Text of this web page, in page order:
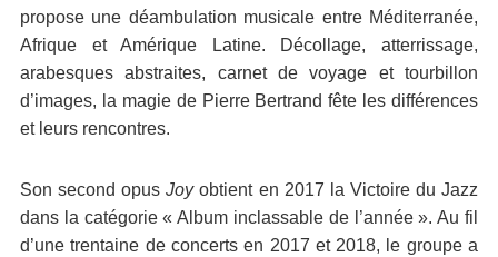
propose une déambulation musicale entre Méditerranée,
Afrique et Amérique Latine. Décollage, atterrissage,
arabesques abstraites, carnet de voyage et tourbillon
d’images, la magie de Pierre Bertrand fête les différences
et leurs rencontres.
Son second opusJoyobtient en 2017 la Victoire du Jazz
dans la catégorie « Album inclassable de l’année ». Au fil
d’une trentaine de concerts en 2017 et 2018, le groupe a